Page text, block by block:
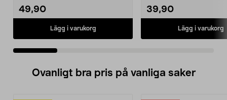
49,90
Lägg i varukorg
39,90
Lägg i varukorg
Ovanligt bra pris på vanliga saker